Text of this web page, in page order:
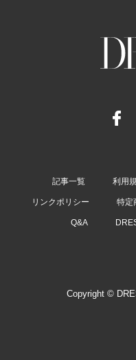
記事一覧 利用
リンクポリシー 特定
Q&A
Copyright ©